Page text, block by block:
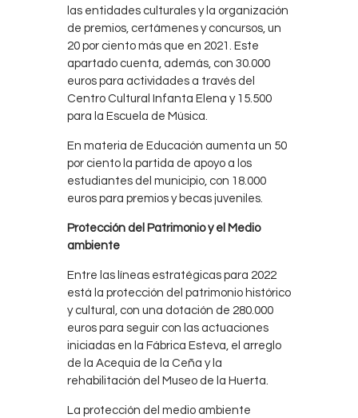
las entidades culturales y la organización
de premios, certámenes y concursos, un
20 por ciento más que en 2021. Este
apartado cuenta, además, con 30.000
euros para actividades a través del
Centro Cultural Infanta Elena y 15.500
para la Escuela de Música.
En materia de Educación aumenta un 50
por ciento la partida de apoyo a los
estudiantes del municipio, con 18.000
euros para premios y becas juveniles.
Protección del Patrimonio y el Medio
ambiente
Entre las líneas estratégicas para 2022
está la protección del patrimonio histórico
y cultural, con una dotación de 280.000
euros para seguir con las actuaciones
iniciadas en la Fábrica Esteva, el arreglo
de la Acequia de la Ceña y la
rehabilitación del Museo de la Huerta.
La protección del medio ambiente